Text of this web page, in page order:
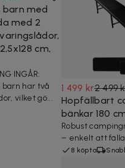
med
med 2
cm,
INGÅR:
barn har två
vilket gö...
1 499 kr2 499
Hopfällbart
bänkar 180
Robust
– enkelt att
8 köpta